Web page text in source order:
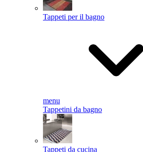
Tappeti per il bagno
menu
Tappetini da bagno
Tappeti da cucina